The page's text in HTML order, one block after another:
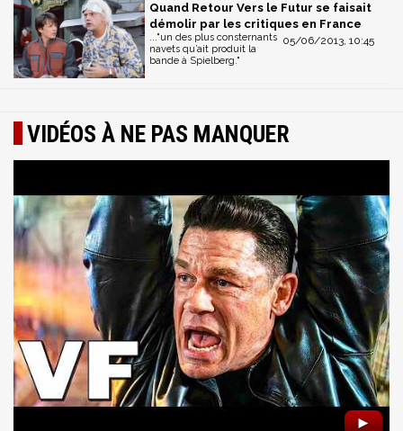
Quand Retour Vers le Futur se faisait
démolir par les critiques en France
05/06/2013, 10:45
..."un des plus consternants
navets qu’ait produit la
bande à Spielberg."
VIDÉOS À NE PAS MANQUER
►